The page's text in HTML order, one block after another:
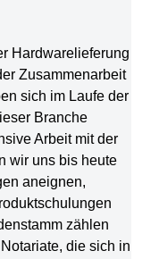
Hardwarelieferung
Zusammenarbeit
sich im Laufe der
Branche
Arbeit mit der
wir uns bis heute
aneignen,
zählen
die sich in